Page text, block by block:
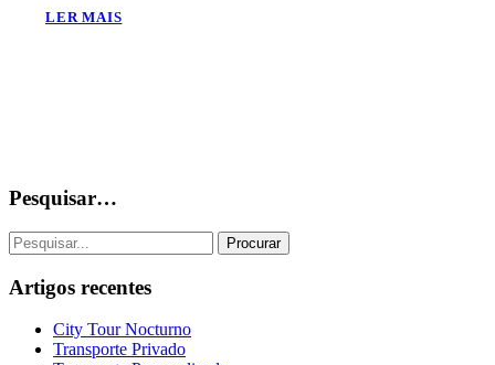
LER MAIS
Pesquisar…
Artigos recentes
City Tour Nocturno
Transporte Privado